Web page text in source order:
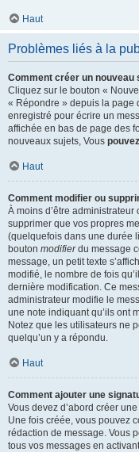
Haut
Problèmes liés à la
Comment créer un nouveau
Cliquez sur le bouton «
« Répondre » depuis la page
enregistré pour écrire un
affichée en bas de page des
nouveaux sujets, Vous pouvez
Haut
Comment modifier ou
À moins d’être
supprimer que vos propres
(quelquefois dans une durée
bouton modifierdu message
message, un petit texte
modifié, le nombre de fois
dernière modification. Ce
administrateur modifie le
une note indiquant qu’ils ont
Notez que les utilisateurs ne
quelqu’un y a répondu.
Haut
Comment ajouter une
Vous devez d’abord créer
Une fois créée, vous pouvez
rédaction de message. Vous
tous vos messages en